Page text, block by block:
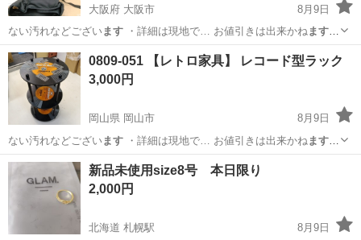
大阪府 大阪市
8月9日
ない汚れなどございます・詳細は現地で… お値引きは出来かねますの
でご了承願い 、ご購入をお願いします。 【サイズ… るもので全てと
なります詳細は現地でご…
大阪 大阪市 ベビー用品 現地
0809-051 【レトロ家具】 レコード型ラック
3,000円
岡山県 岡山市
8月9日
ない汚れなどございます・詳細は現地で… お値引きは出来かね ますの
でご了承願い 、ご購入をお願いします。 【サイズ… るもので全てと
なり
詳細は現地でご… ースに取り組んでい ます。 【引渡場… き
る⽅に販...
岡山 岡山市 収納家具 現地
新品未使用size8号 本日限り
2,000円
北海道 札幌駅
8月9日